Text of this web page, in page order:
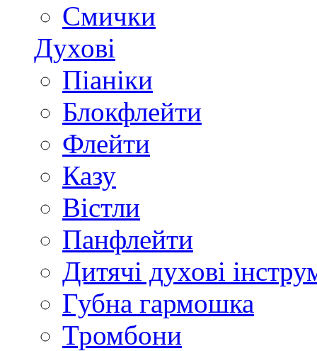
Смички
Духові
Піаніки
Блокфлейти
Флейти
Казу
Вістли
Панфлейти
Дитячі духові
Губна гармошка
Тромбони